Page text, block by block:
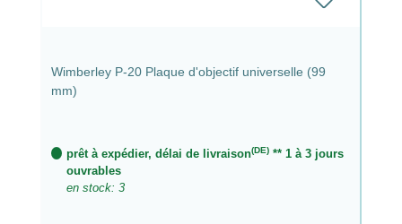
Wimberley P-20 Plaque d'objectif universelle (99
mm)
prêt à expédier, délai de livraison(DE)** 1 à 3 jours
ouvrables
en stock: 3